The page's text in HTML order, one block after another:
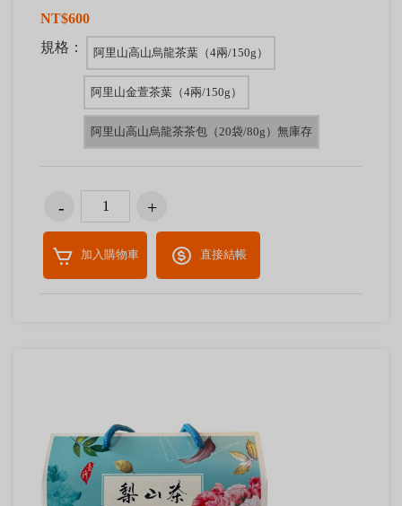
NT$600
規格：
阿里山高山烏龍茶葉（4兩/150g）
阿里山金萱茶葉（4兩/150g）
阿里山高山烏龍茶茶包（20袋/80g）無庫存
加入購物車 直接結帳